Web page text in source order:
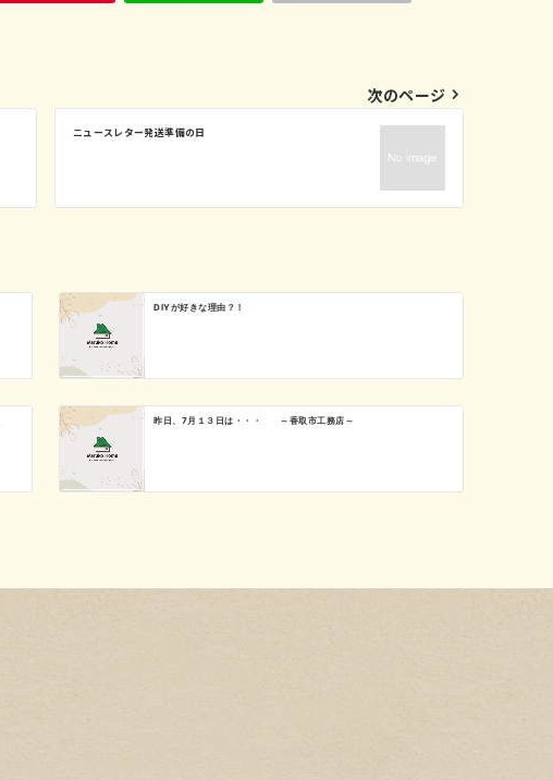
次のページ
ニュースレター発送準備の日
DIYが好きな理由？！
昨日、7月１３日は・・・ ～香取市工務店～